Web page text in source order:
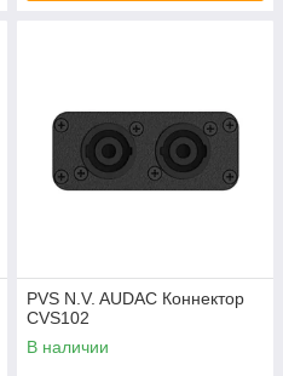
PVS N.V. AUDAC Коннектор
CVS102
В наличии